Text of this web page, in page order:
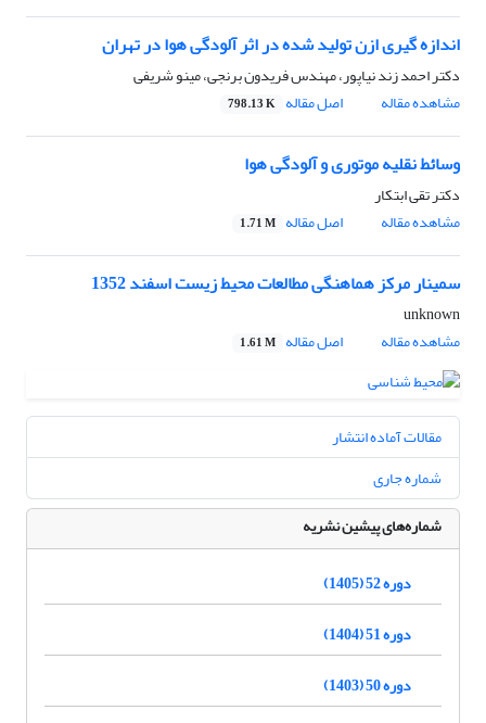
اندازه گیری ازن تولید شده در اثر آلودگی هوا در تهران
دکتر احمد زند نیاپور، مهندس فریدون برنجی، مینو شریفی
مشاهده مقاله
اصل مقاله 798.13 K
وسائط نقلیه موتوری و آلودگی هوا
دکتر تقی ابتکار
مشاهده مقاله
اصل مقاله 1.71 M
سمینار مرکز هماهنگی مطالعات محیط زیست اسفند 1352
unknown
مشاهده مقاله
اصل مقاله 1.61 M
مقالات آماده انتشار
شماره جاری
شماره‌های پیشین نشریه
دوره 52 (1405)
دوره 51 (1404)
دوره 50 (1403)